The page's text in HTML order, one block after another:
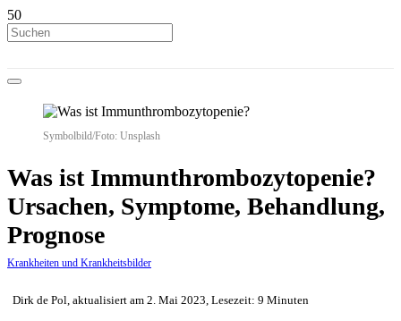
Symbolbild/Foto: Unsplash
Was ist Immunthrombozytopenie?
Ursachen, Symptome, Behandlung,
Prognose
Krankheiten und Krankheitsbilder
Dirk de Pol, aktualisiert am 2. Mai 2023, Lesezeit: 9 Minuten